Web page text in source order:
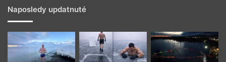
Naposledy updatnuté